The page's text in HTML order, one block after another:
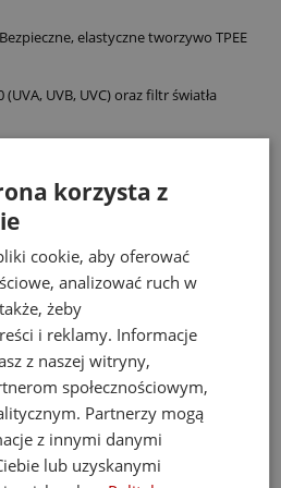
Bezpieczne, elastyczne tworzywo TPEE
(UVA, UVB, UVC) oraz filtr światła
WaZZ, elastyczna opaska
etui
jakość – standardy
na produkt, który przeszedł
Zastosowanie
brak małych, ruchomych części
jedna z najbezpieczniejszych
modny dodatek, ale przede
edukacyjnaw zakresie dbania
lat.
korzysta z
cookie, aby oferować
analizować ruch w
żeby
i reklamy. Informacje
z naszej witryny,
społecznościowym,
Partnerzy mogą
z innymi danymi
lub uzyskanymi